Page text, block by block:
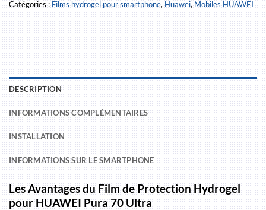
Catégories :Films hydrogel pour smartphone,Huawei,Mobiles HUAWEI
DESCRIPTION
INFORMATIONS COMPLÉMENTAIRES
INSTALLATION
INFORMATIONS SUR LE SMARTPHONE
Les Avantages du Film de Protection Hydrogel
pour HUAWEI Pura 70 Ultra